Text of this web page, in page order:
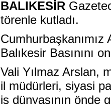
BALIKESİR
törenle kutladı.
Cumhurbaşkanımız
Balıkesir Basınını
Vali Yılmaz Arslan,
il müdürleri, siyasi
iş dünyasının önde